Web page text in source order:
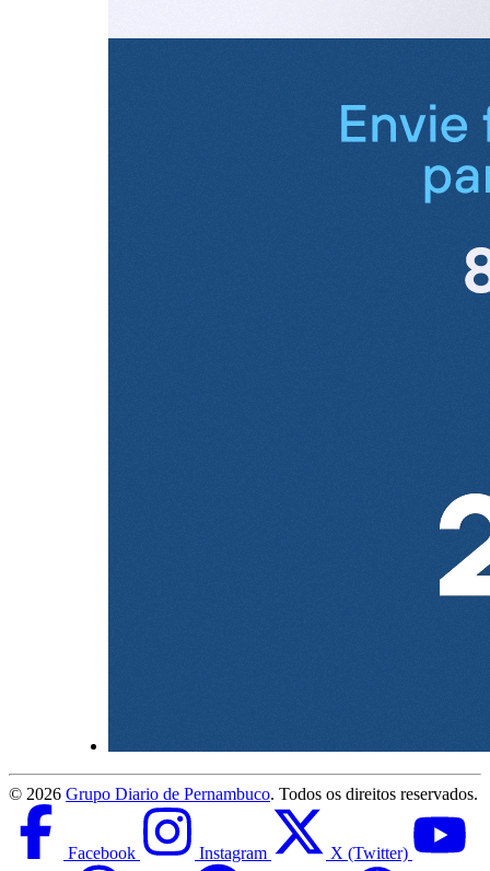
© 2026 Grupo Diario de Pernambuco. Todos os direitos reservados.
Facebook Instagram X (Twitter)